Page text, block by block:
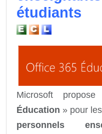
étudiants
Microsoft
Éducation » pour les
personnels